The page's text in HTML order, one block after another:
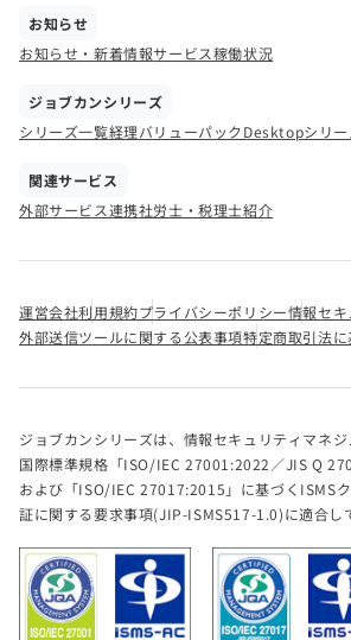
お知らせ
お知らせ・新着情報サービス稼働状況
ジョブカンシリーズ
シリーズ一覧経理バリューパックDesktopシリー
関連サービス
外部サービス連携社労士・税理士紹介
運営会社利用規約プライバシーポリシー情報セ
外部送信ツールに関する公表事項特定商取引法
ジョブカンシリーズは、情報セキュリティマネ
国際標準規格「ISO/IEC 27001:2022／JIS Q
および「ISO/IEC 27017:2015」に基づくISMS
証に関する要求事項(JIP-ISMS517-1.0)に適合し